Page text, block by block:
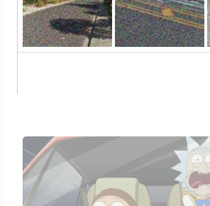
Nouvelle saison, nouvelles
arcs, place à de nouveaux trips
intergalactiques.
Mais est-ce que Rick & Morty a